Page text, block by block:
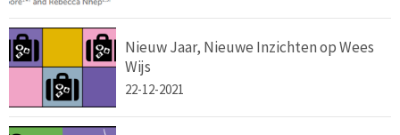
Nieuw Jaar, Nieuwe Inzichten op Wees
Wijs
22-12-2021